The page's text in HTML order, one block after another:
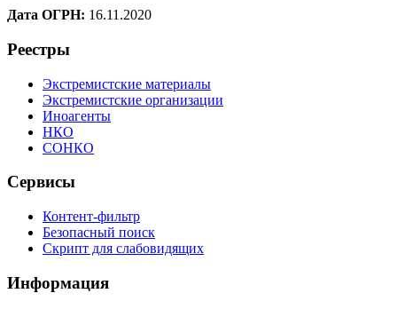
Дата ОГРН: 16.11.2020
Реестры
Экстремистские материалы
Экстремистские организации
Иноагенты
НКО
СОНКО
Сервисы
Контент-фильтр
Безопасный поиск
Скрипт для слабовидящих
Информация